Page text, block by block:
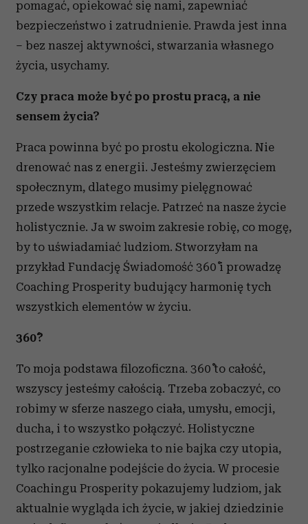
Partnerzy mogą połączyć te informacje z innymi danymi
otrzymanymi od Ciebie lub uzyskanymi podczas
korzystania z ich usług.
pomagać, opiekować się nami, zapewniać
bezpieczeństwo i zatrudnienie. Prawda jest inna
– bez naszej aktywności, stwarzania własnego
życia, usychamy.
Czy praca może być po prostu pracą, a nie
sensem życia?
Praca powinna być po prostu ekologiczna. Nie
drenować nas z energii. Jesteśmy zwierzęciem
społecznym, dlatego musimy pielęgnować
przede wszystkim relacje. Patrzeć na nasze życie
holistycznie. Ja w swoim zakresie robię, co mogę,
by to uświadamiać ludziom. Stworzyłam na
przykład Fundację Świadomość 360˚ i prowadzę
Coaching Prosperity budujący harmonię tych
wszystkich elementów w życiu.
360˚?
To moja podstawa filozoficzna. 360˚ to całość,
wszyscy jesteśmy całością. Trzeba zobaczyć, co
robimy w sferze naszego ciała, umysłu, emocji,
ducha, i to wszystko połączyć. Holistyczne
postrzeganie człowieka to nie bajka czy utopia,
tylko racjonalne podejście do życia. W procesie
Coachingu Prosperity pokazujemy ludziom, jak
aktualnie wygląda ich życie, w jakiej dziedzinie